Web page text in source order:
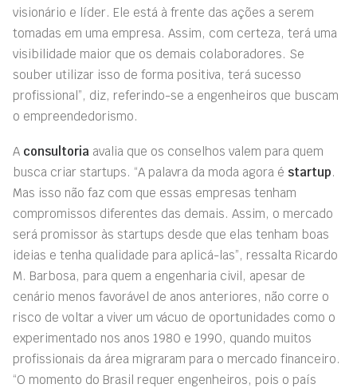
visionário e líder. Ele está à frente das ações a serem
tomadas em uma empresa. Assim, com certeza, terá uma
visibilidade maior que os demais colaboradores. Se
souber utilizar isso de forma positiva, terá sucesso
profissional”, diz, referindo-se a engenheiros que buscam
o empreendedorismo.
A consultoria avalia que os conselhos valem para quem
busca criar startups. “A palavra da moda agora é startup.
Mas isso não faz com que essas empresas tenham
compromissos diferentes das demais. Assim, o mercado
será promissor às startups desde que elas tenham boas
ideias e tenha qualidade para aplicá-las”, ressalta Ricardo
M. Barbosa, para quem a engenharia civil, apesar de
cenário menos favorável de anos anteriores, não corre o
risco de voltar a viver um vácuo de oportunidades como o
experimentado nos anos 1980 e 1990, quando muitos
profissionais da área migraram para o mercado financeiro.
“O momento do Brasil requer engenheiros, pois o país